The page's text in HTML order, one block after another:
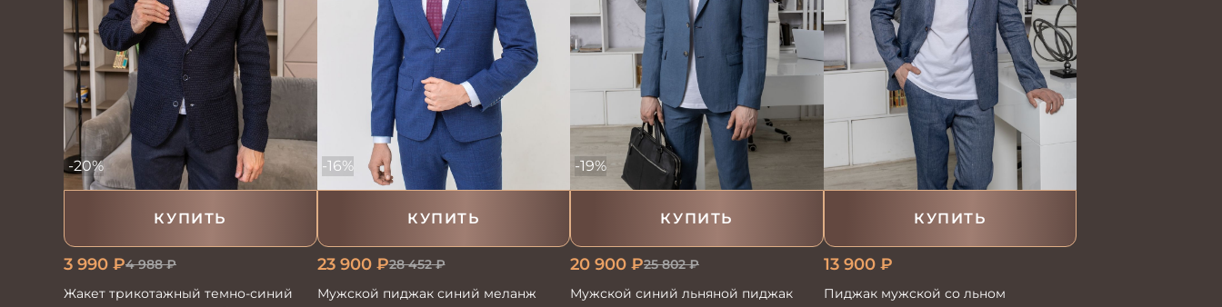
КУПИТЬ
-20%
3 990 ₽4 988₽
Жакет трикотажный темно-синий
КУПИТЬ
-16%
23 900₽28 452₽
Мужской пиджак синий меланж
КУПИТЬ
-19%
20 900 ₽25 802₽
Мужской синий льняной пиджак
КУПИТЬ
13 900₽
Пиджак мужской со льном